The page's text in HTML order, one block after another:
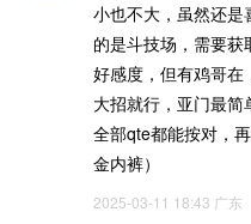
小也不大，虽然还是
的是斗技场，需要
好感度，但有鸡哥
大招就行，亚门最
全部qte都能按对，
金内裤）
2025-03-11 18:43 广东